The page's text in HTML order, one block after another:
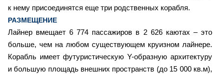
к нему присоединятся еще три родственных корабля.
РАЗМЕЩЕНИЕ
Лайнер вмещает 6 774 пассажиров в 2 626 каютах – это
больше, чем на любом существующем круизном лайнере.
Корабль имеет футуристическую Y-образную архитектуру
и большую площадь внешних пространств (до 15 000 кв.м),